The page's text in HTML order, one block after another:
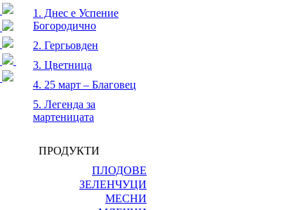
1. Днес е Успение
Богородично
2. Гергьовден
3. Цветница
4. 25 март – Благовец
5. Легенда за
мартеницата
ПРОДУКТИ
ПЛОДОВЕ
ЗЕЛЕНЧУЦИ
МЕСНИ